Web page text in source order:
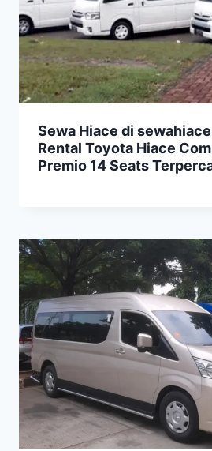
Sewa Hiace di
Rental Toyota Hiace
Premio 14 Seats